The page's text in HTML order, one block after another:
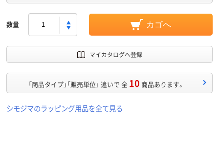
数量 カゴへ
マイカタログへ登録
「商品タイプ」「販売単位」 違いで 全 10 商品あります。
シモジマのラッピング用品を全て見る